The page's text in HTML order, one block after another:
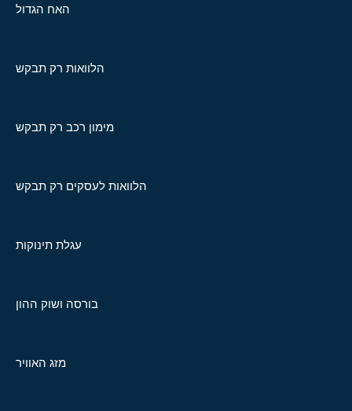
האח הגדול
הלוואות רק תבקש
מימון רכב רק תבקש
הלוואות לעסקים רק תבקש
עגלת תינוקות
בורסה ושוק ההון
מזג האוויר